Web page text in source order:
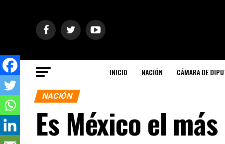
INICIO NACIÓN CÁMARA DE
NACIÓN
Es México el